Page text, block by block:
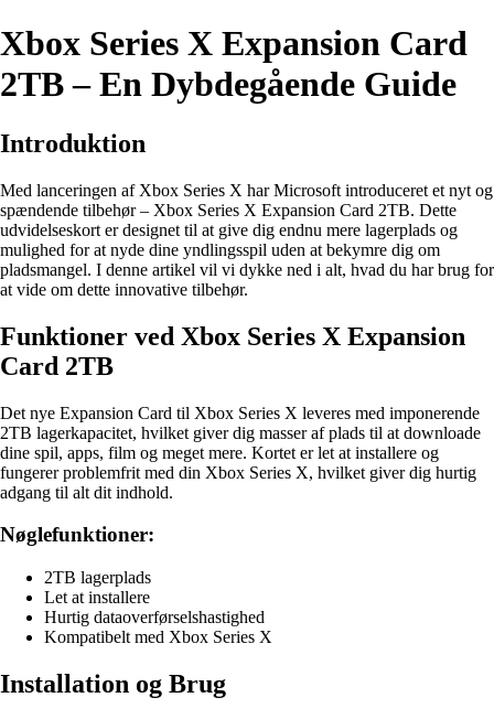
Xbox Series X Expansion Card
2TB – En Dybdegående Guide
Introduktion
Med lanceringen af Xbox Series X har Microsoft introduceret et nyt og
spændende tilbehør – Xbox Series X Expansion Card 2TB. Dette
udvidelseskort er designet til at give dig endnu mere lagerplads og
mulighed for at nyde dine yndlingsspil uden at bekymre dig om
pladsmangel. I denne artikel vil vi dykke ned i alt, hvad du har brug for
at vide om dette innovative tilbehør.
Funktioner ved Xbox Series X Expansion
Card 2TB
Det nye Expansion Card til Xbox Series X leveres med imponerende
2TB lagerkapacitet, hvilket giver dig masser af plads til at downloade
dine spil, apps, film og meget mere. Kortet er let at installere og
fungerer problemfrit med din Xbox Series X, hvilket giver dig hurtig
adgang til alt dit indhold.
Nøglefunktioner:
2TB lagerplads
Let at installere
Hurtig dataoverførselshastighed
Kompatibelt med Xbox Series X
Installation og Brug